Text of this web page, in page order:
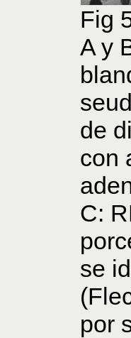
Fig
A y
de
con
C:
se
por